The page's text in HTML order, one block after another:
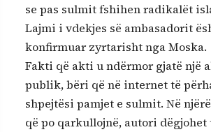
se pas sulmit fshihen radikalët
Lajmi i vdekjes së ambasadorit
konfirmuar zyrtarisht nga Moska.
Fakti që akti u ndërmor gjatë një
publik, bëri që në internet të
shpejtësi pamjet e sulmit. Në
që po qarkullojnë, autori